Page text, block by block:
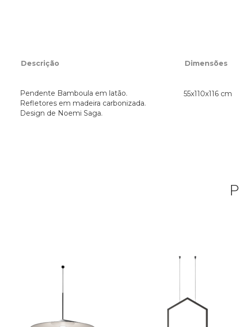
Descrição Dimensões
Pendente Bamboula em latão.
Refletores em madeira carbonizada.
Design de Noemi Saga.
55x110x116 cm